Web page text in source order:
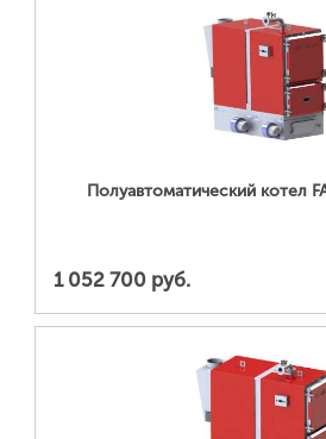
ПОДРОБНЕЕ...
Полуавтоматический котел
1 052 700 руб.
ПОДРОБНЕЕ...